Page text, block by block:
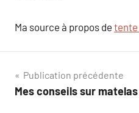
Ma source à propos de tente
Navigation
de
Publication précédente
Mes conseils sur